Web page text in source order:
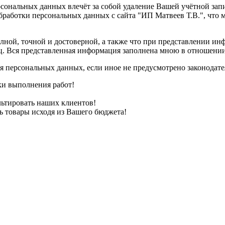
данных влечёт за собой удаление Вашей учётной
персональных данных с сайта "ИП Матвеев Т.В.", что
точной и достоверной, а также что при представлении
Вся представленная информация заполнена мною в
персональных данных, если иное не предусмотрено
выполнения работ!
наших клиентов!
исходя из Вашего бюджета!